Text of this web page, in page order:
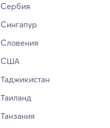
Сербия
Сингапур
Словения
США
Таджикистан
Таиланд
Танзания